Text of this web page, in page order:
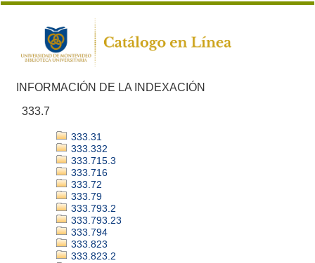
INFORMACIÓN DE LA INDEXACIÓN
333.7
333.31
333.332
333.715.3
333.716
333.72
333.79
333.793.2
333.793.23
333.794
333.823
333.823.2